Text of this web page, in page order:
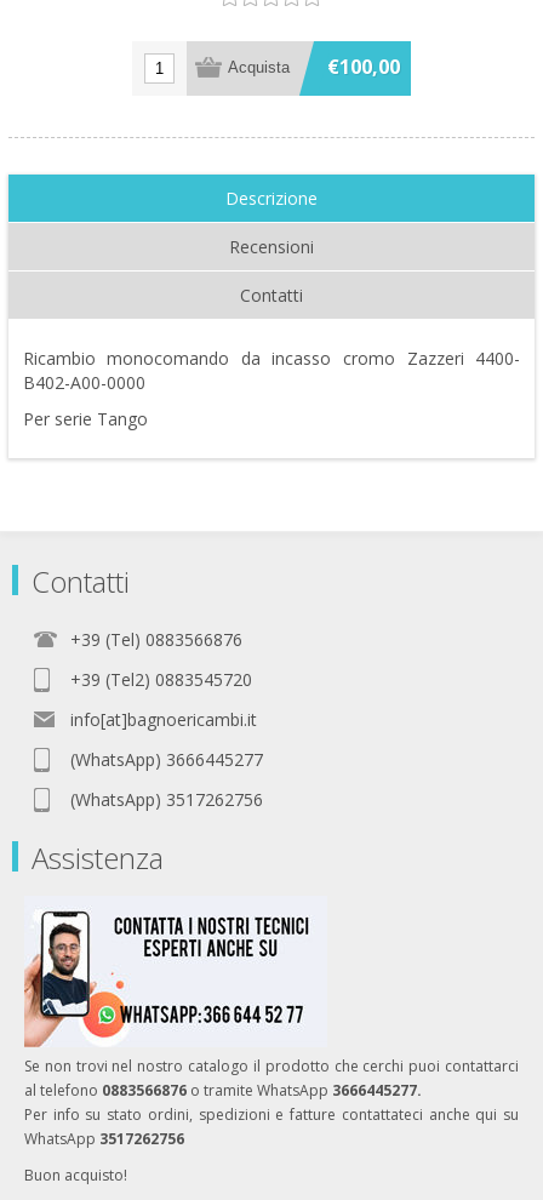
€100,00
Descrizione
Recensioni
Contatti
Ricambio monocomando da incasso cromo Zazzeri 4400-
B402-A00-0000
Per serie Tango
Contatti
+39 (Tel) 0883566876
+39 (Tel2) 0883545720
info[at]bagnoericambi.it
(WhatsApp) 3666445277
(WhatsApp) 3517262756
Assistenza
Se non trovi nel nostro catalogo il prodotto che cerchi puoi contattarci
al telefono 0883566876 o tramite WhatsApp 3666445277.
Per info su stato ordini, spedizioni e fatture contattateci anche qui su
WhatsApp 3517262756
Buon acquisto!